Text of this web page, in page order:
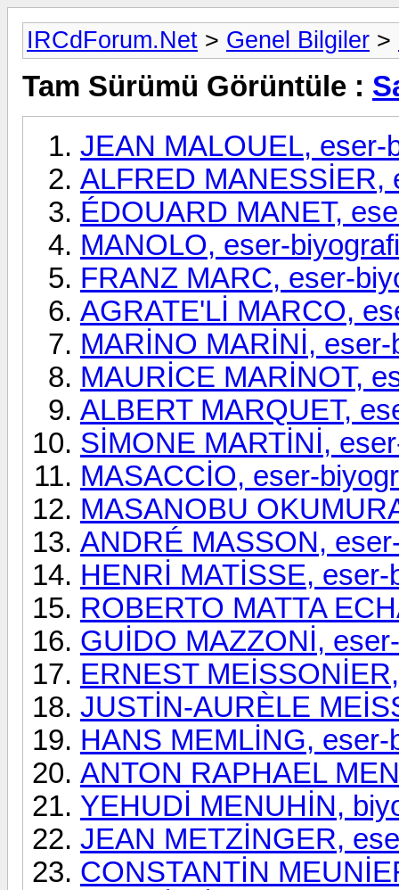
IRCdForum.Net > Genel Bilgiler >
Tam Sürümü Görüntüle :
JEAN MALOUEL, eser-
ALFRED MANESSİER,
ÉDOUARD MANET,
MANOLO, eser-biyografi
FRANZ MARC, eser-
AGRATE'Lİ MARCO,
MARİNO MARİNİ, eser-
MAURİCE MARİNOT,
ALBERT MARQUET,
SİMONE MARTİNİ,
MASACCİO, eser-
MASANOBU
ANDRÉ MASSON,
HENRİ MATİSSE, eser-
ROBERTO MATTA
GUİDO MAZZONİ,
ERNEST
JUSTİN-AURÈLE
HANS MEMLİNG, eser-
ANTON RAPHAEL
YEHUDİ MENUHİN,
JEAN METZİNGER,
CONSTANTİN